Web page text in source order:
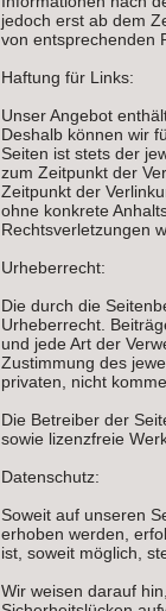
jedoch erst ab dem
von entsprechenden
Haftung für Links:
Unser Angebot
Deshalb können wir
Seiten ist stets der
zum Zeitpunkt der
Zeitpunkt der
ohne konkrete
Rechtsverletzungen
Urheberrecht:
Die durch die
Urheberrecht.
und jede Art der
Zustimmung des
privaten, nicht
Die Betreiber der
sowie lizenzfreie
Datenschutz:
Soweit auf unseren
erhoben werden,
ist, soweit möglich,
Wir weisen darauf